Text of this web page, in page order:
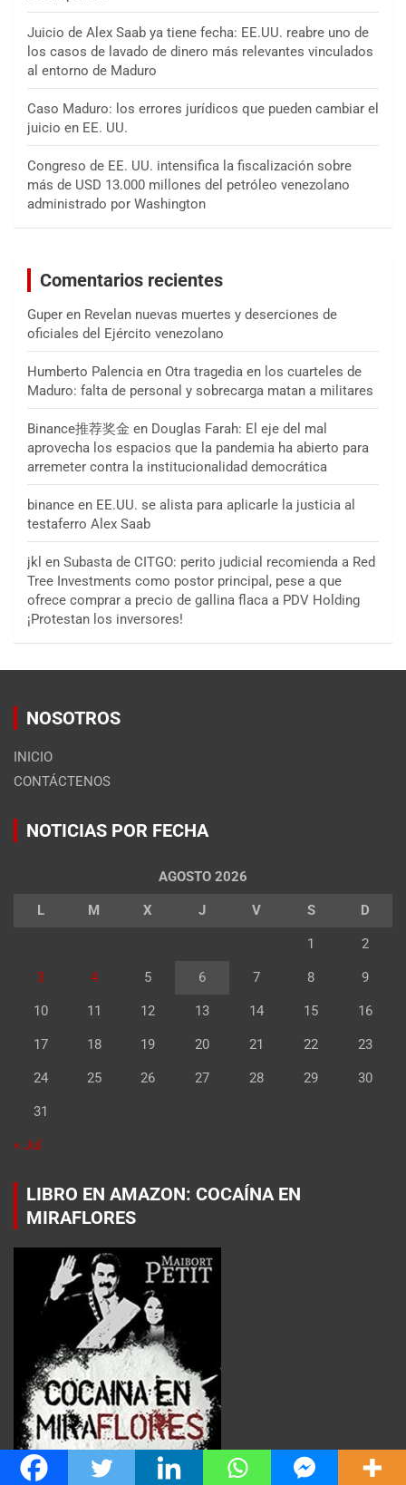
Juicio de Alex Saab ya tiene fecha: EE.UU. reabre uno de
los casos de lavado de dinero más relevantes vinculados
al entorno de Maduro
Caso Maduro: los errores jurídicos que pueden cambiar el
juicio en EE. UU.
Congreso de EE. UU. intensifica la fiscalización sobre
más de USD 13.000 millones del petróleo venezolano
administrado por Washington
Comentarios recientes
Guper en Revelan nuevas muertes y deserciones de
oficiales del Ejército venezolano
Humberto Palencia en Otra tragedia en los cuarteles de
Maduro: falta de personal y sobrecarga matan a militares
Binance推荐奖金 en Douglas Farah: El eje del mal
aprovecha los espacios que la pandemia ha abierto para
arremeter contra la institucionalidad democrática
binance en EE.UU. se alista para aplicarle la justicia al
testaferro Alex Saab
jkl en Subasta de CITGO: perito judicial recomienda a Red
Tree Investments como postor principal, pese a que
ofrece comprar a precio de gallina flaca a PDV Holding
¡Protestan los inversores!
NOSOTROS
INICIO
CONTÁCTENOS
NOTICIAS POR FECHA
AGOSTO 2026
L M X J V S D
1 2
3 4 5 6 7 8 9
10 11 12 13 14 15 16
17 18 19 20 21 22 23
24 25 26 27 28 29 30
31
« Jul
LIBRO EN AMAZON: COCAÍNA EN
MIRAFLORES